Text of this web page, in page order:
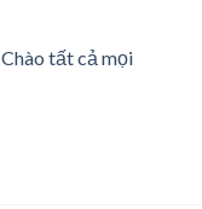
Chào tất cả mọi